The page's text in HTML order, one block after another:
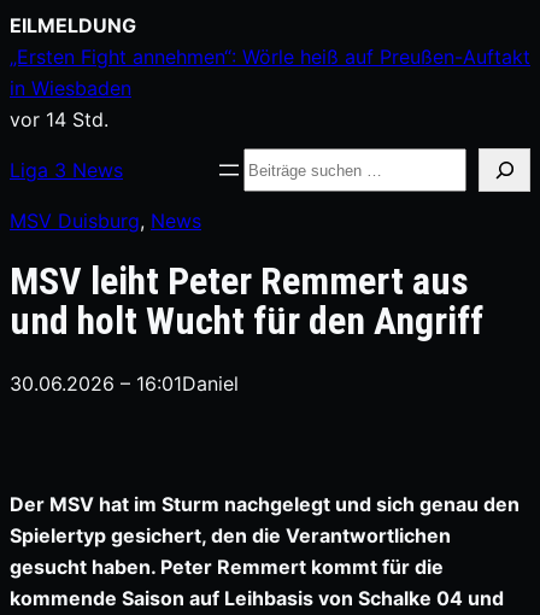
Zum
Inhalt
springen
EILMELDUNG
„Ersten Fight annehmen“: Wörle heiß auf Preußen-Auftakt
in Wiesbaden
vor 14 Std.
Liga 3 News Suche
MSV Duisburg, News
MSV leiht Peter Remmert aus
und holt Wucht für den Angriff
30.06.2026 – 16:01Daniel
Der MSV hat im Sturm nachgelegt und sich genau den
Spielertyp gesichert, den die Verantwortlichen
gesucht haben. Peter Remmert kommt für die
kommende Saison auf Leihbasis von Schalke 04 und